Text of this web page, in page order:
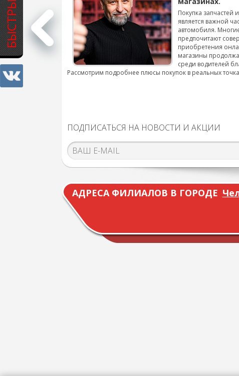
смены шин на
подробнее...
Покупка запчастей
является важной
автомобиля.
предпочитают
приобретения
магазины
среди водителей
Рассмотрим подробнее плюсы покупок в реальных
ПОДПИСАТЬСЯ НА НОВОСТИ И АКЦИИ
АДРЕСА ФИЛИАЛОВ В ГОРОДЕ